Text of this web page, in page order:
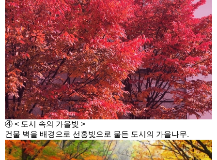
④ < 도시 속의 가을빛 >
건물 벽을 배경으로 선홍빛으로 물든 도시의 가을나무.